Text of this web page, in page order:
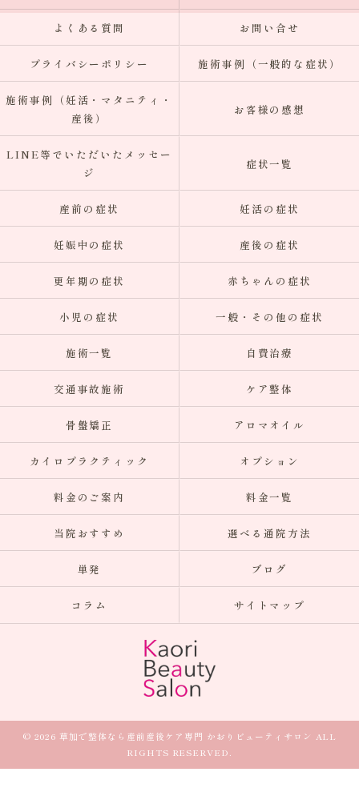
よくある質問 お問い合せ
プライバシーポリシー 施術事例（一般的な症状）
施術事例（妊活・マタニティ・
産後）
お客様の感想
LINE等でいただいたメッセー
ジ
症状一覧
産前の症状 妊活の症状
妊娠中の症状 産後の症状
更年期の症状 赤ちゃんの症状
小児の症状 一般・その他の症状
施術一覧 自費治療
交通事故施術 ケア整体
骨盤矯正 アロマオイル
カイロプラクティック オプション
料金のご案内 料金一覧
当院おすすめ 選べる通院方法
単発 ブログ
コラム サイトマップ
© 2026 草加で整体なら産前産後ケア専門 かおりビューティサロン ALL
RIGHTS RESERVED.